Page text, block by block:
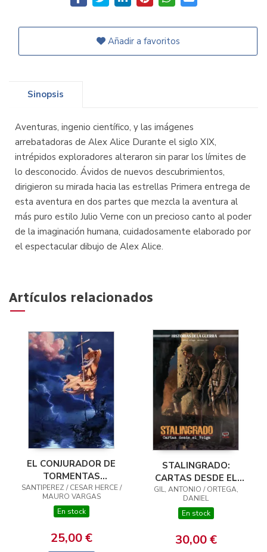
Añadir a favoritos
Sinopsis
Aventuras, ingenio científico, y las imágenes
arrebatadoras de Alex Alice Durante el siglo XIX,
intrépidos exploradores alteraron sin parar los límites de
lo desconocido. Ávidos de nuevos descubrimientos,
dirigieron su mirada hacia las estrellas Primera entrega de
esta aventura en dos partes que mezcla la aventura al
más puro estilo Julio Verne con un precioso canto al poder
de la imaginación humana, cuidadosamente elaborado por
el espectacular dibujo de Alex Alice.
Artículos relacionados
EL CONJURADOR DE
TORMENTAS
INTEGRAL VOL. 01
SANTIPEREZ / CESAR HERCE /
MAURO VARGAS
En stock
25,00 €
STALINGRADO:
CARTAS DESDE EL
VOLGA
GIL, ANTONIO / ORTEGA,
DANIEL
En stock
30,00 €